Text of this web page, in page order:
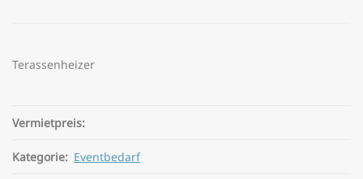
Terassenheizer
Vermietpreis:
Kategorie: Eventbedarf